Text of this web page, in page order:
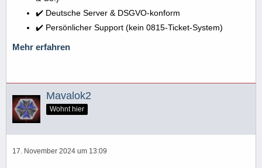
✔️ Deutsche Server & DSGVO-konform
✔️ Persönlicher Support (kein 0815-Ticket-System)
Mehr erfahren
Mavalok2
Wohnt hier
17. November 2024 um 13:09